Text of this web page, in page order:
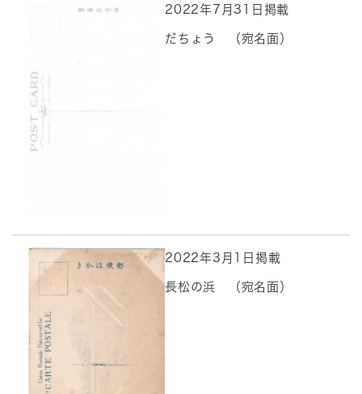
2022年7月31日掲載
だちょう （宛名面）
2022年3月1日掲載
長松の浜 （宛名面）